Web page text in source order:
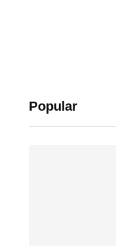
Popular